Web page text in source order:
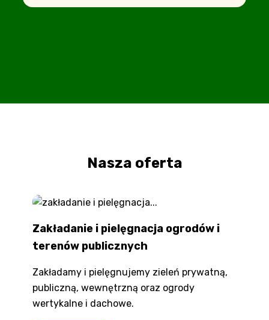
Nasza oferta
Zakładanie i pielęgnacja ogrodów i
terenów publicznych
Zakładamy i pielęgnujemy zieleń prywatną,
publiczną, wewnętrzną oraz ogrody
wertykalne i dachowe.